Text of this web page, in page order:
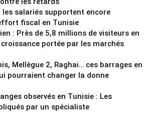
les salariés supportent encore
fiscal en Tunisie
: Près de 5,8 millions de visiteurs en
portée par les marchés
Mellègue 2, Raghai… ces barrages en
pourraient changer la donne
observés en Tunisie : Les
par un spécialiste